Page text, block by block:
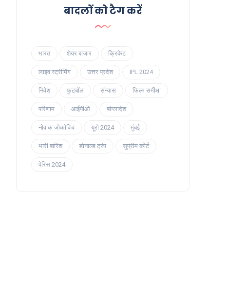
बादलों को टैग करें
भारत शेयर बाजार क्रिकेट
लाइव स्ट्रीमिंग उत्तर प्रदेश IPL 2024
निवेश फुटबॉल संन्यास फिल्म समीक्षा
परिणाम आईपीओ बांग्लादेश
नोवाक जोकोविच यूरो 2024 मुंबई
भारी बारिश डोनाल्ड ट्रंप सुप्रीम कोर्ट
पेरिस 2024